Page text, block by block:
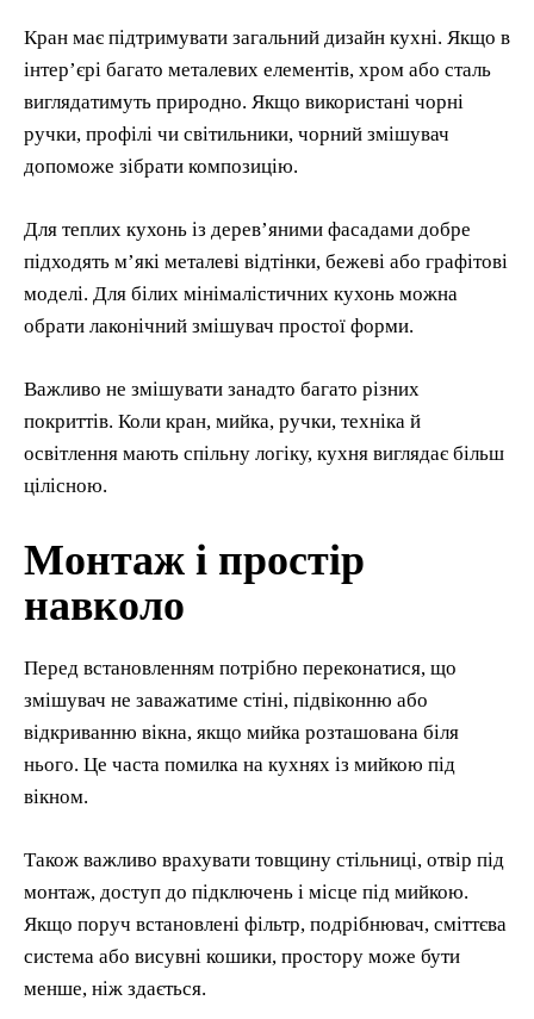
Кран має підтримувати загальний дизайн кухні. Якщо в
інтер’єрі багато металевих елементів, хром або сталь
виглядатимуть природно. Якщо використані чорні
ручки, профілі чи світильники, чорний змішувач
допоможе зібрати композицію.
Для теплих кухонь із дерев’яними фасадами добре
підходять м’які металеві відтінки, бежеві або графітові
моделі. Для білих мінімалістичних кухонь можна
обрати лаконічний змішувач простої форми.
Важливо не змішувати занадто багато різних
покриттів. Коли кран, мийка, ручки, техніка й
освітлення мають спільну логіку, кухня виглядає більш
цілісною.
Монтаж і простір
навколо
Перед встановленням потрібно переконатися, що
змішувач не заважатиме стіні, підвіконню або
відкриванню вікна, якщо мийка розташована біля
нього. Це часта помилка на кухнях із мийкою під
вікном.
Також важливо врахувати товщину стільниці, отвір під
монтаж, доступ до підключень і місце під мийкою.
Якщо поруч встановлені фільтр, подрібнювач, сміттєва
система або висувні кошики, простору може бути
менше, ніж здається.